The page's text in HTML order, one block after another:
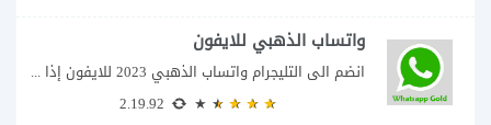
واتساب الذهبي للايفون
انضم الى التليجرام واتساب الذهبي 2023 للايفون إذا كنت تبحث عن واتساب الذهبي للايفون...